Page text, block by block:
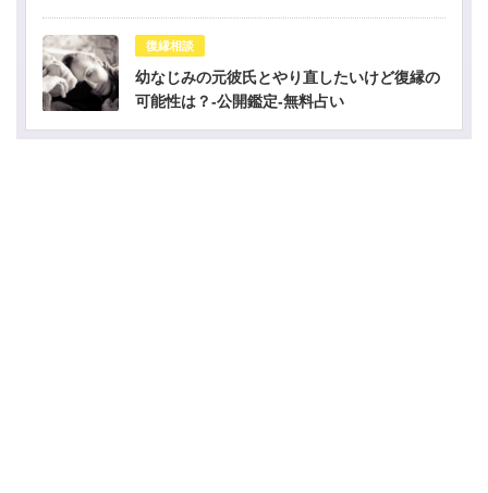
復縁相談
幼なじみの元彼氏とやり直したいけど復縁の
可能性は？-公開鑑定-無料占い